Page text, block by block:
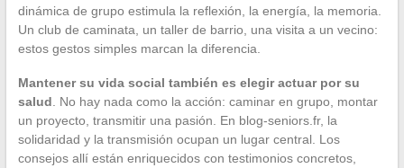
dinámica de grupo estimula la reflexión, la energía, la memoria.
Un club de caminata, un taller de barrio, una visita a un vecino:
estos gestos simples marcan la diferencia.
Mantener su vida social también es elegir actuar por su
salud . No hay nada como la acción: caminar en grupo, montar
un proyecto, transmitir una pasión. En blog-seniors.fr, la
solidaridad y la transmisión ocupan un lugar central. Los
consejos allí están enriquecidos con testimonios concretos,